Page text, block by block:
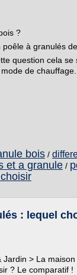
?
à granulés
question cela
de chauffage.
bois /
et a granule /
: lequel
> La
? Le comparatif !